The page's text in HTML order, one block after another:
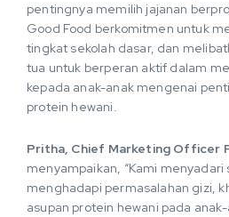
pentingnya memilih jajanan
Good Food berkomitmen untuk
tingkat sekolah dasar, dan
tua untuk berperan aktif dalam
kepada anak-anak mengenai
protein hewani.
Pritha, Chief Marketing Officer
menyampaikan, “Kami
menghadapi permasalahan gizi,
asupan protein hewani pada